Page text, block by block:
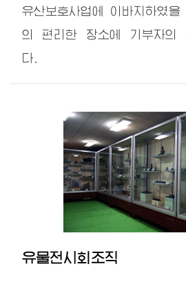
유산보호사업에 이바지하였
의 편리한 장소에 기부자의
다.
유물전시회조직